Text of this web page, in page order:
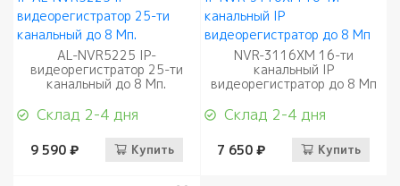
AL-NVR5225 IP-
видеорегистратор 25-ти
канальный до 8 Мп.
Склад 2-4 дня
9 590 ₽ Купить
NVR-3116XM 16-ти
канальный IP
видеорегистратор до 8 Мп
Склад 2-4 дня
7 650 ₽ Купить